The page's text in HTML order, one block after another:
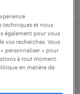
chantier -
f)
techniques et nous
également pour vous
vos recherches. Vous
personnaliser » pour
à tout moment.
en matière de